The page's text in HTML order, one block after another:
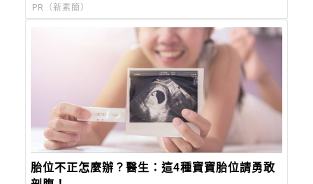
PR（新素簡）
胎位不正怎麼辦？醫生：這4種寶寶胎位請勇敢